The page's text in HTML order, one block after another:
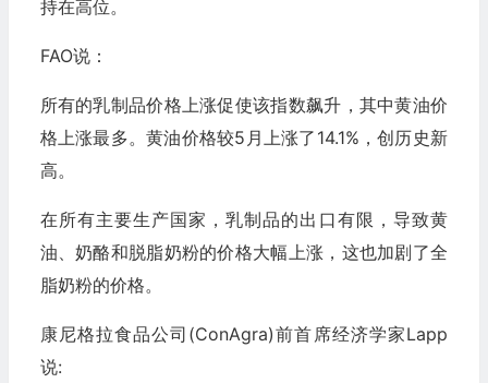
持在高位。
FAO说：
所有的乳制品价格上涨促使该指数飙升，其中黄油价
格上涨最多。黄油价格较5月上涨了14.1%，创历史新
高。
在所有主要生产国家，乳制品的出口有限，导致黄
油、奶酪和脱脂奶粉的价格大幅上涨，这也加剧了全
脂奶粉的价格。
康尼格拉食品公司(ConAgra)前首席经济学家Lapp
说: